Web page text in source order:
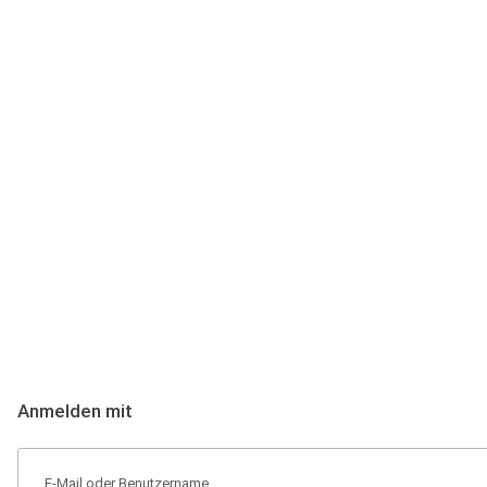
Anmelden mit